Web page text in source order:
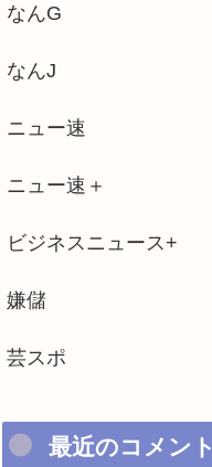
なんG
なんJ
ニュー速
ニュー速＋
ビジネスニュース+
嫌儲
芸スポ
最近のコメント